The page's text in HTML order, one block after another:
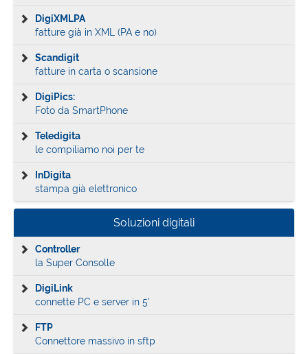
DigiXMLPA
fatture già in XML (PA e no)
Scandigit
fatture in carta o scansione
DigiPics:
Foto da SmartPhone
Teledigita
le compiliamo noi per te
InDigita
stampa già elettronico
Soluzioni digitali
Controller
la Super Consolle
DigiLink
connette PC e server in 5'
FTP
Connettore massivo in sftp